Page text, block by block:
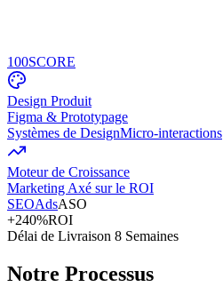
100SCORE
Design Produit
Figma & Prototypage
Systèmes de DesignMicro-interactions
Moteur de Croissance
Marketing Axé sur le ROI
SEOAdsASO
+240%ROI
Délai de Livraison 8 Semaines
Notre Processus